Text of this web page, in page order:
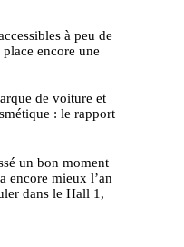
à peu de
encore une
de voiture et
: le rapport
un bon moment
encore mieux l’an
dans le Hall 1,